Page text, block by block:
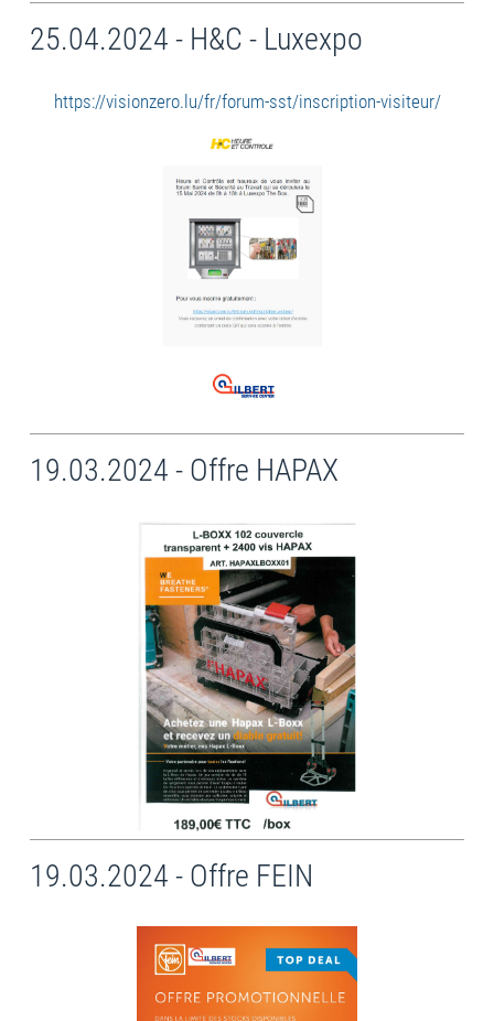
25.04.2024 - H&C - Luxexpo
https://visionzero.lu/fr/forum-sst/inscription-visiteur/
19.03.2024 - Offre HAPAX
19.03.2024 - Offre FEIN